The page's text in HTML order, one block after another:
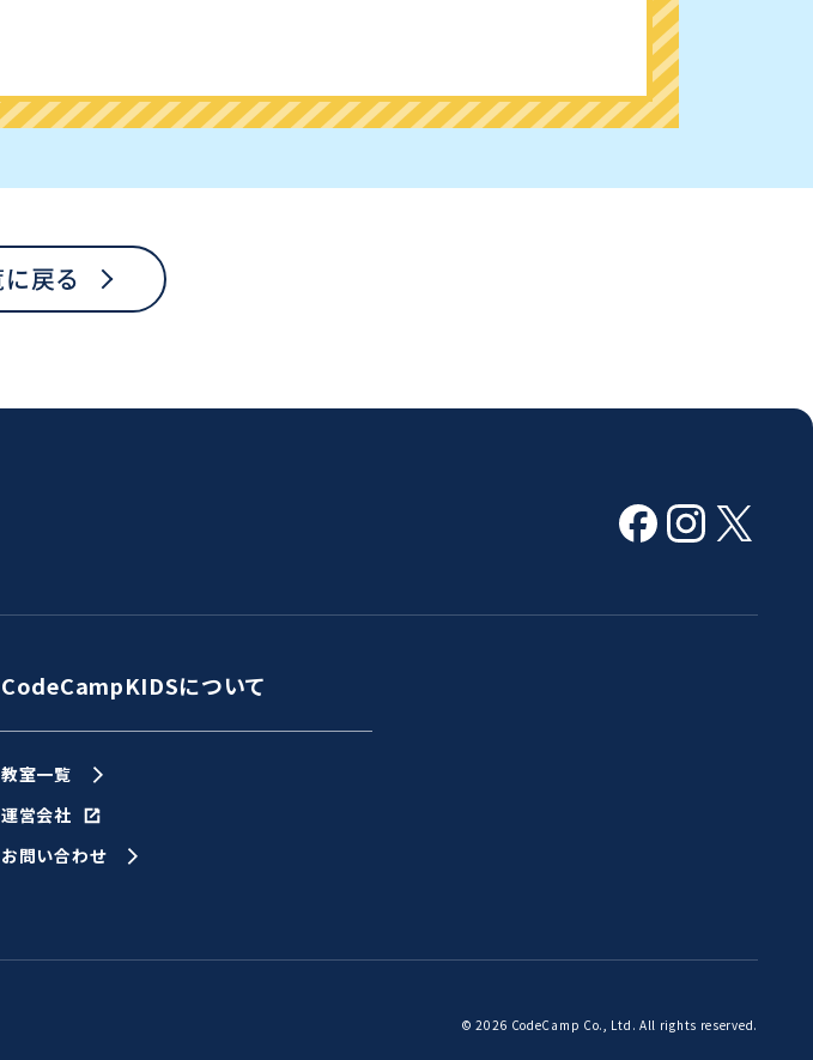
戻る
CodeCampKIDSについて
教室一覧
運営会社
お問い合わせ
© 2026 CodeCamp Co., Ltd. All rights reserved.